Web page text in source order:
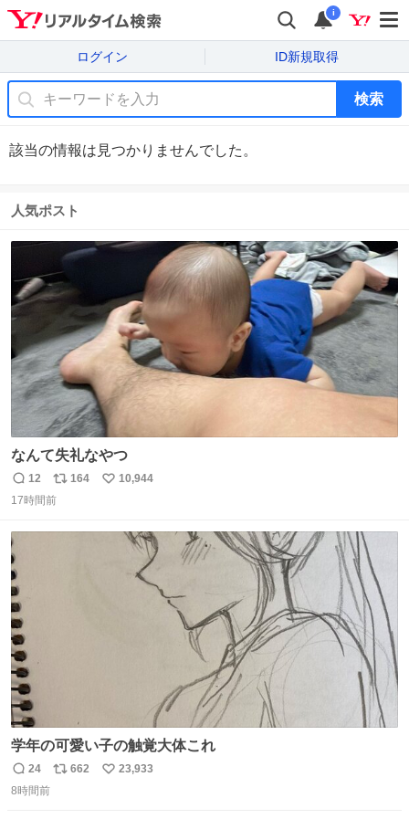
i
ログイン ID新規取得
検索
該当の情報は見つかりませんでした。
人気ポスト
なんて失礼なやつ
返
信
12
リ
ポ
164
い
10,944
17時間前
学年の可愛い子の触覚大体これ
返
信
24
リ
662
い
23,933
8時間前